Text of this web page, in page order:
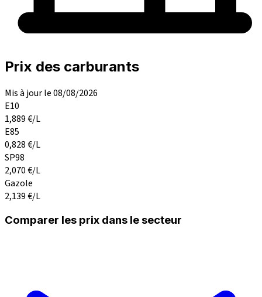
Prix des carburants
Mis à jour le 08/08/2026
E10
1,889€/L
E85
0,828€/L
SP98
2,070€/L
Gazole
2,139€/L
Comparer les prix dans le secteur